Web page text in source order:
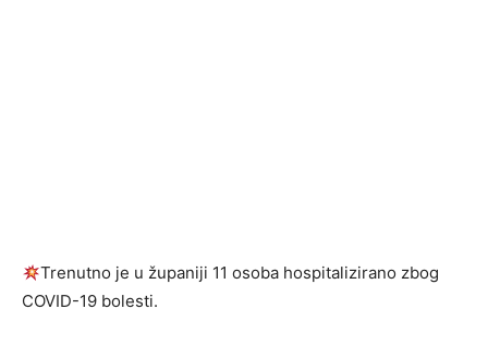
Trenutno je u županiji 11 osoba hospitalizirano zbog
COVID-19 bolesti.